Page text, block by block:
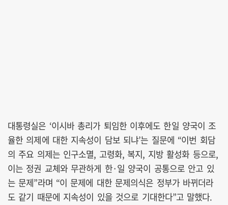
대통령실은 ‘이시바 총리가 퇴임한 이후에도 한일 양국이 조
율한 의제에 대한 지속성이 담보 되냐’는 질문에 “이번 회담
의 주요 의제는 인구소멸, 고령화, 복지, 지방 활성화 등으로,
이는 정권 교체와 무관하게 한·일 양국이 공통으로 안고 있
는 문제”라며 “이 문제에 대한 문제의식은 정부가 바뀌더라
도 같기 때문에 지속성이 있을 것으로 기대한다”고 말했다.